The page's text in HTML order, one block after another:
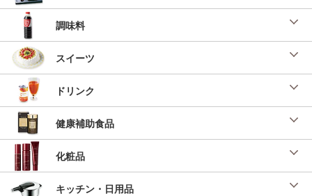
投稿日：2022/06/23 投稿者：SL Creations
「ここ一番の助っ人調味料」 （２ｗセレクショ
ン２０２２年７月後半号） 『フレッシュバジル
豚肉と長いもの梅炒め
おにぎらず
調味料
スイーツ
ドリンク
健康補助食品
化粧品
キッチン・日用品